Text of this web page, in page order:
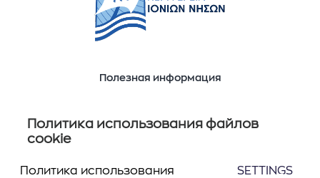
Полезная информация
Επικοινωνία
Политика использования файлов
cookie
Политика использования
SETTINGS